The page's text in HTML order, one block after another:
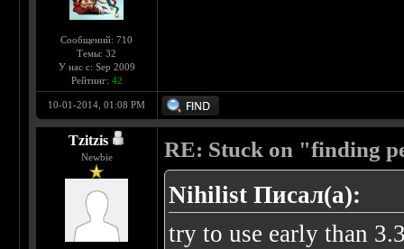
Сообщений: 710
Темы: 32
У нас с: Sep 2009
Рейтинг: 42
10-01-2014, 01:08 PM
Tzitzis
Newbie RE: Stuck on "finding
Nihilist Писал(а):
try to use early than